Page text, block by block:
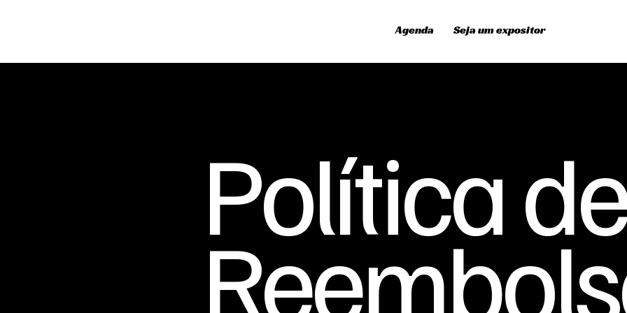
Agenda Seja um expositor
Política de